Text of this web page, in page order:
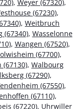
, Weyer (67320),
(67230),
, Weitbruch
(67340), Wasselonne
, Wangen (67520),
(67700),
(67130), Walbourg
(67290),
(67550),
(67110),
(67220), Uhrwiller